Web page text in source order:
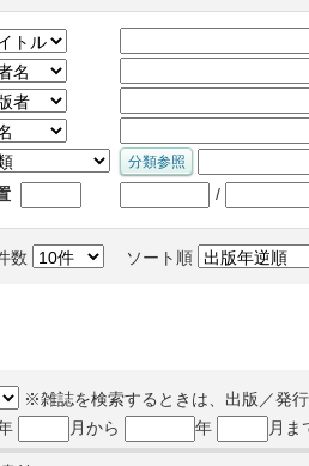
/
数 ソート順
※雑誌を検索するときは、出版／発
月から 年 月ま